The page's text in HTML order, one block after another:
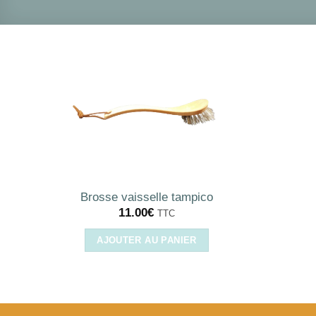
Brosse vaisselle tampico
11.00€ TTC
AJOUTER AU PANIER